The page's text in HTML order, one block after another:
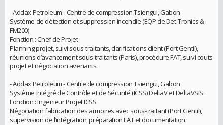
- Addax Petroleum - Centre de compression Tsiengui, Gabon
Système de détection et suppression incendie (EQP de Det-Tronics &
FM200)
Fonction : Chef de Projet
Planning projet, suivi sous-traitants, clarifications client (Port Gentil),
réunions d’avancement sous-traitants (Paris), procédure FAT, suivi couts
projet et négociation avenants.
- Addax Petroleum - Centre de compression Tsiengui, Gabon
Système intégré de Contrôle et de Sécurité (ICSS) DeltaV et DeltaVSIS.
Fonction : Ingenieur Projet ICSS
Négociation fabrication des armoires avec sous-traitant (Port Gentil),
supervision de l’intégration, préparation FAT et documentation.